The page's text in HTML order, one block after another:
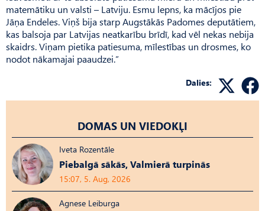
matemātiku un valsti – Latviju. Esmu lepns, ka mācījos pie
Jāņa Endeles. Viņš bija starp Augstākās Padomes deputātiem,
kas balsoja par Latvijas neatkarību brīdī, kad vēl nekas nebija
skaidrs. Viņam pietika patiesuma, mīlestības un drosmes, ko
nodot nākamajai paaudzei.”
Dalies:
DOMAS UN VIEDOKĻI
Iveta Rozentāle
Piebalgā sākās, Valmierā turpinās
15:07, 5. Aug, 2026
Agnese Leiburga